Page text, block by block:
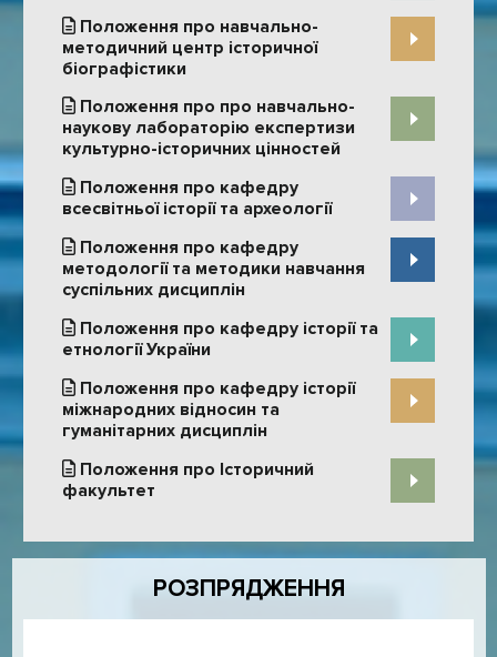
Положення про навчально-
методичний центр історичної
біографістики
Положення про про навчально-
наукову лабораторію експертизи
культурно-історичних цінностей
Положення про кафедру
всесвітньої історії та археології
Положення про кафедру
методології та методики навчання
суспільних дисциплін
Положення про кафедру історії та
етнології України
Положення про кафедру історії
міжнародних відносин та
гуманітарних дисциплін
Положення про Історичний
факультет
РОЗПРЯДЖЕННЯ